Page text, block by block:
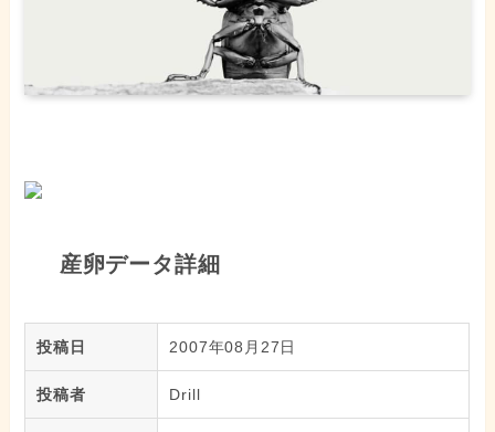
産卵データ詳細
投稿日 2007年08月27日
投稿者 Drill